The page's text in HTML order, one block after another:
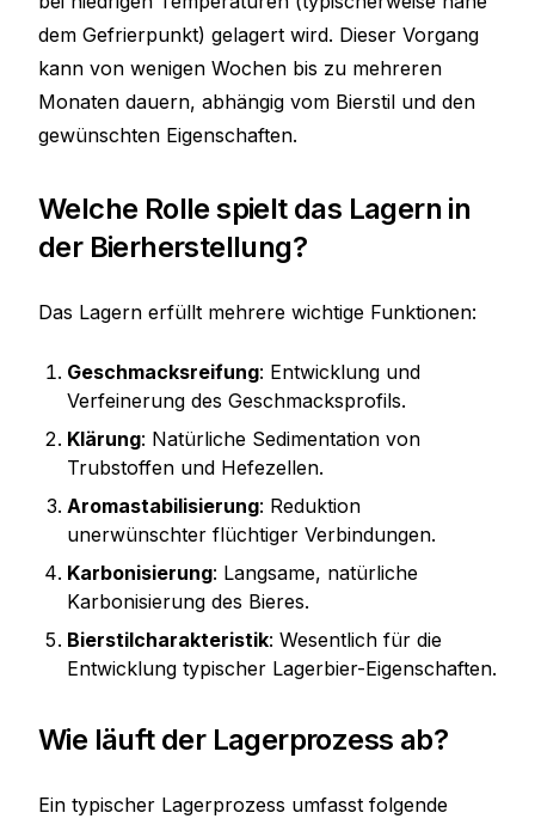
dem Gefrierpunkt) gelagert wird. Dieser Vorgang
kann von wenigen Wochen bis zu mehreren
Monaten dauern, abhängig vom Bierstil und den
gewünschten Eigenschaften.
Welche Rolle spielt das Lagern in
der Bierherstellung?
Das Lagern erfüllt mehrere wichtige Funktionen:
Geschmacksreifung: Entwicklung und
Verfeinerung des Geschmacksprofils.
Klärung: Natürliche Sedimentation von
Trubstoffen und Hefezellen.
Aromastabilisierung: Reduktion
unerwünschter flüchtiger Verbindungen.
Karbonisierung: Langsame, natürliche
Karbonisierung des Bieres.
Bierstilcharakteristik: Wesentlich für die
Entwicklung typischer Lagerbier-Eigenschaften.
Wie läuft der Lagerprozess ab?
Ein typischer Lagerprozess umfasst folgende